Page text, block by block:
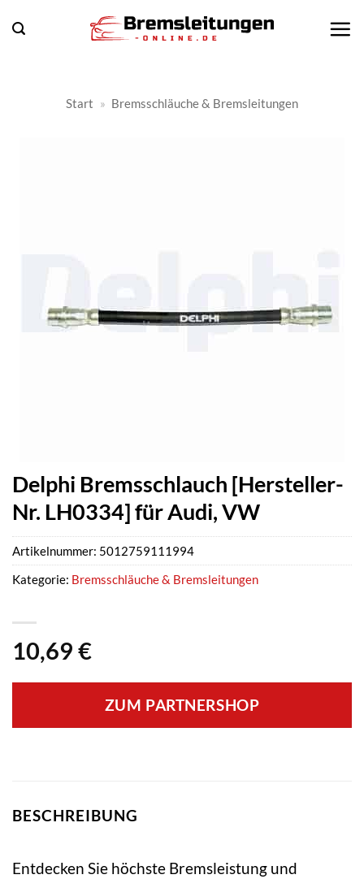
Inhalt
Start » Bremsschläuche & Bremsleitungen
Delphi Bremsschlauch [Hersteller-
Nr. LH0334] für Audi, VW
10,69 €
ZUM PARTNERSHOP
Artikelnummer: 5012759111994
Kategorie: Bremsschläuche & Bremsleitungen
BESCHREIBUNG
Entdecken Sie höchste Bremsleistung und